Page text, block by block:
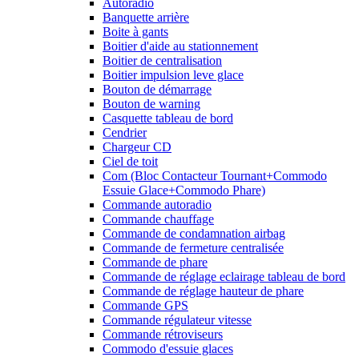
Autoradio
Banquette arrière
Boite à gants
Boitier d'aide au stationnement
Boitier de centralisation
Boitier impulsion leve glace
Bouton de démarrage
Bouton de warning
Casquette tableau de bord
Cendrier
Chargeur CD
Ciel de toit
Com (Bloc Contacteur Tournant+Commodo
Essuie Glace+Commodo Phare)
Commande autoradio
Commande chauffage
Commande de condamnation airbag
Commande de fermeture centralisée
Commande de phare
Commande de réglage eclairage tableau de bord
Commande de réglage hauteur de phare
Commande GPS
Commande régulateur vitesse
Commande rétroviseurs
Commodo d'essuie glaces